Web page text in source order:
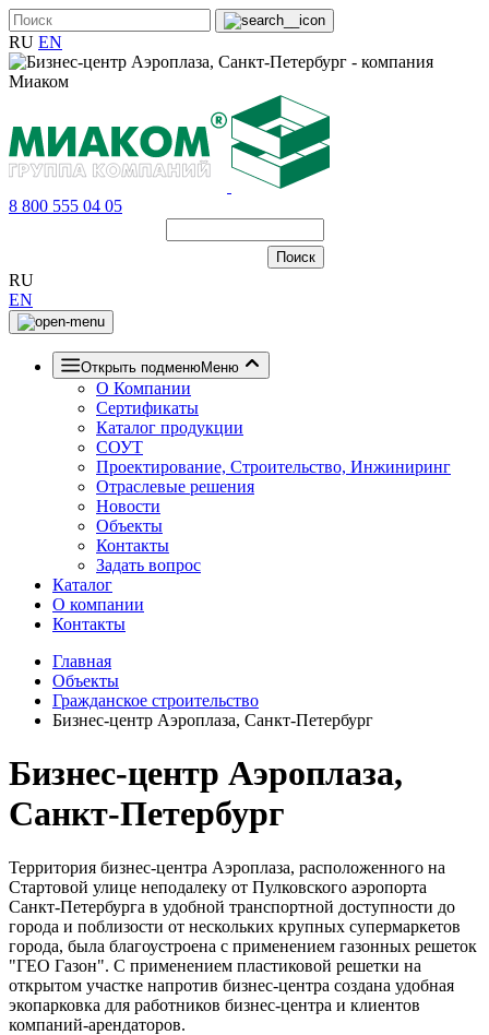
RU EN
8 800 555 04 05
RU
EN
Открыть подменюМеню
О Компании
Сертификаты
Каталог продукции
СОУТ
Проектирование, Строительство, Инжиниринг
Отраслевые решения
Новости
Объекты
Контакты
Задать вопрос
Каталог
О компании
Контакты
Главная
Объекты
Гражданское строительство
Бизнес-центр Аэроплаза, Санкт-Петербург
Бизнес-центр Аэроплаза,
Санкт-Петербург
Территория бизнес-центра Аэроплаза, расположенного на
Стартовой улице неподалеку от Пулковского аэропорта
Санкт-Петербурга в удобной транспортной доступности до
города и поблизости от нескольких крупных супермаркетов
города, была благоустроена с применением газонных решеток
"ГЕО Газон". С применением пластиковой решетки на
открытом участке напротив бизнес-центра создана удобная
экопарковка для работников бизнес-центра и клиентов
компаний-арендаторов.